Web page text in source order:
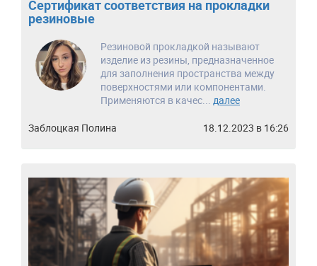
Сертификат соответствия на прокладки
резиновые
Резиновой прокладкой называют
изделие из резины, предназначенное
для заполнения пространства между
поверхностями или компонентами.
Применяются в качес... далее
Заблоцкая Полина 18.12.2023 в 16:26